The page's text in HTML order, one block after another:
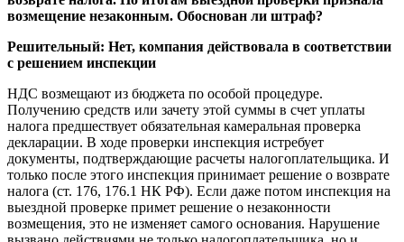
возмещение незаконным. Обоснован ли штраф?
Решительный: Нет, компания действовала в соответствии
с решением инспекции
НДС возмещают из бюджета по особой процедуре.
Получению средств или зачету этой суммы в счет уплаты
налога предшествует обязательная камеральная проверка
декларации. В ходе проверки инспекция истребует
документы, подтверждающие расчеты налогоплательщика. И
только после этого инспекция принимает решение о возврате
налога (ст. 176, 176.1 НК РФ). Если даже потом инспекция на
выездной проверке примет решение о незаконности
возмещения, это не изменяет самого основания. Нарушение